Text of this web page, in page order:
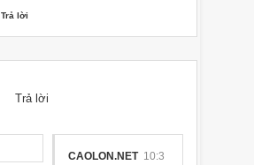
Trả lời
Trả lời
CAOLON.NET 10:3